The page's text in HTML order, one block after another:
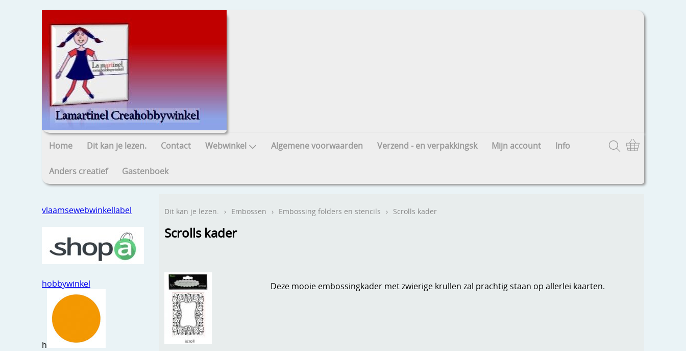
Home Dit kan je lezen. Contact Webwinkel Algemene voorwaarden Verzend - en verpakkingsk Mijn account Info
Anders creatief Gastenboek
vlaamsewebwinkellabel
hobbywinkel
h
Dit kan je lezen. › Embossen › Embossing folders en stencils › Scrolls kader
Scrolls kader
Deze mooie embossingkader met zwierige krullen zal prachtig staan op allerlei kaarten.